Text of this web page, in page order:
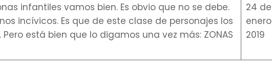
infantiles vamos bien. Es obvio que no se debe.
incívicos. Es que de este clase de personajes los
está bien que lo digamos una vez más: ZONAS
24 de
2019